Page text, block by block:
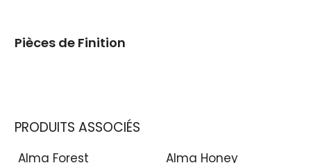
Pièces de Finition
PRODUITS ASSOCIÉS
Alma Forest Alma Honey